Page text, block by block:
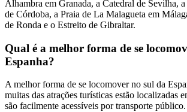
Alhambra em Granada, a Catedral de Sevilha,
de Córdoba, a Praia de La Malagueta em
de Ronda e o Estreito de Gibraltar.
Qual é a melhor forma de se
Espanha?
A melhor forma de se locomover no sul da
muitas das atrações turísticas estão localizadas
são facilmente acessíveis por transporte público.